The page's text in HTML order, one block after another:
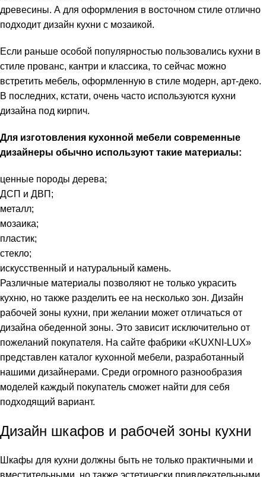
древесины. А для оформления в восточном стиле отлично
подходит дизайн кухни с мозаикой.
Если раньше особой популярностью пользовались кухни в
стиле прованс, кантри и классика, то сейчас можно
встретить мебель, оформленную в стиле модерн, арт-деко.
В последних, кстати, очень часто используются кухни
дизайна под кирпич.
Для изготовления кухонной мебели современные
дизайнеры обычно используют такие материалы:
ценные породы дерева;
ДСП и ДВП;
металл;
мозаика;
пластик;
стекло;
искусственный и натуральный камень.
Различные материалы позволяют не только украсить
кухню, но также разделить ее на несколько зон. Дизайн
рабочей зоны кухни, при желании может отличаться от
дизайна обеденной зоны. Это зависит исключительно от
пожеланий покупателя. На сайте фабрики «KUXNI-LUX»
представлен каталог кухонной мебели, разработанный
нашими дизайнерами. Среди огромного разнообразия
моделей каждый покупатель сможет найти для себя
подходящий вариант.
Дизайн шкафов и рабочей зоны кухни
Шкафы для кухни должны быть не только практичными и
вместительными, но также эстетически привлекательными.